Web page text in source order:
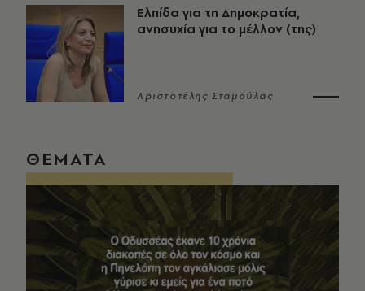
Ελπίδα για τη Δημοκρατία,
ανησυχία για το μέλλον (της)
Αριστοτέλης Σταμούλας
ΘΕΜΑΤΑ